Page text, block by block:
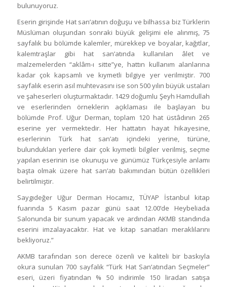
bulunuyoruz.
Eserin girişinde Hat san’atının doğuşu ve bilhassa biz Türklerin
Müslüman oluşundan sonraki büyük gelişimi ele alınmış, 75
sayfalık bu bölümde kalemler, mürekkep ve boyalar, kağıtlar,
kalemtraşlar gibi hat san’atında kullanılan âlet ve
malzemelerden “aklâm-ı sitte”ye, hattın kullanım alanlarına
kadar çok kapsamlı ve kıymetli bilgiye yer verilmiştir. 700
sayfalık eserin asıl muhtevasını ise son 500 yılın büyük ustaları
ve şaheserleri oluşturmaktadır. 1429 doğumlu Şeyh Hamdullah
ve eserlerinden örneklerin açıklaması ile başlayan bu
bölümde Prof. Uğur Derman, toplam 120 hat üstâdının 265
eserine yer vermektedir. Her hattatın hayat hikayesine,
eserlerinin Türk hat san’atı içindeki yerine, türüne,
bulundukları yerlere dair çok kıymetli bilgiler verilmiş, seçme
yapılan eserinin ise okunuşu ve günümüz Türkçesiyle anlamı
başta olmak üzere hat san’atı bakımından bütün özellikleri
belirtilmiştir.
Saygıdeğer Uğur Derman Hocamız, TÜYAP İstanbul kitap
fuarında 5 Kasım pazar günü saat 12.00’de Heybeliada
Salonunda bir sunum yapacak ve ardından AKMB standında
eserini imzalayacaktır. Hat ve kitap sanatları meraklılarını
bekliyoruz.”
AKMB tarafından son derece özenli ve kaliteli bir baskıyla
okura sunulan 700 sayfalık “Türk Hat San’atından Seçmeler”
eseri, üzeri fiyatından % 50 indirimle 150 liradan satışa